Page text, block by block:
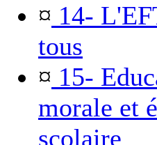
¤ 14-
tous
¤ 15-
morale et
scolaire